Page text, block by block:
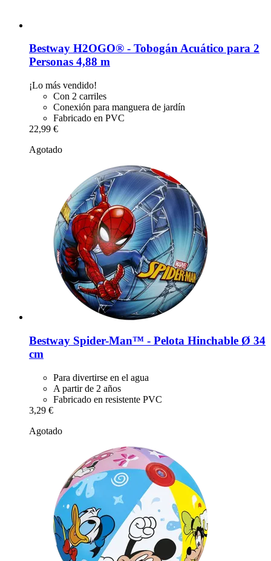
Bestway H2OGO® -​ Tobogán Acuático para 2
Personas 4,88 m
¡Lo más vendido!
Con 2 carriles
Conexión para manguera de jardín
Fabricado en PVC
22,99 €
Agotado
Bestway Spider-​Man™ -​ Pelota Hinchable Ø 34
cm
Para divertirse en el agua
A partir de 2 años
Fabricado en resistente PVC
3,29 €
Agotado